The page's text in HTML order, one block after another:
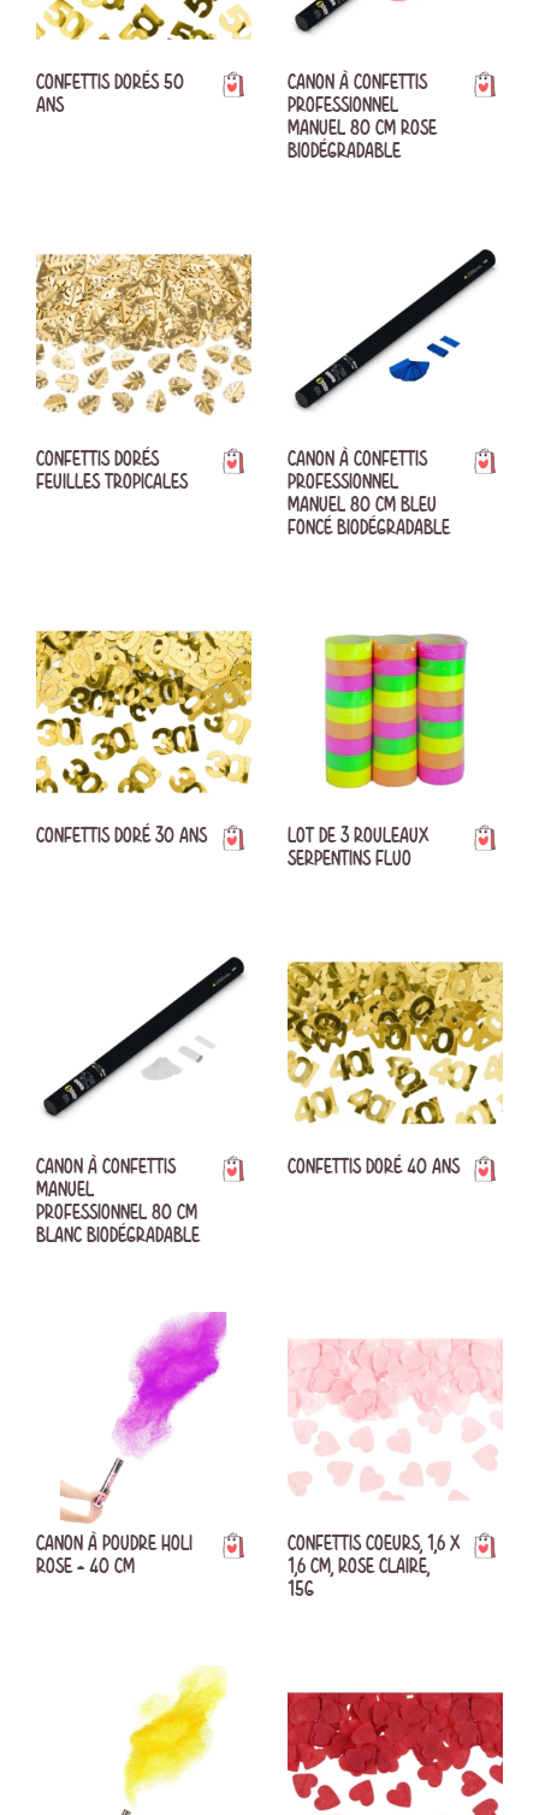
CONFETTIS DORÉS 50
ANS
CANON À CONFETTIS
PROFESSIONNEL
MANUEL 80 CM ROSE
BIODÉGRADABLE
CONFETTIS DORÉS
FEUILLES TROPICALES
CANON À CONFETTIS
PROFESSIONNEL
MANUEL 80 CM BLEU
FONCÉ BIODÉGRADABLE
CONFETTIS DORÉ 30 ANS
LOT DE 3 ROULEAUX
SERPENTINS FLUO
CANON À CONFETTIS
MANUEL
PROFESSIONNEL 80 CM
BLANC BIODÉGRADABLE
CONFETTIS DORÉ 40 ANS
CANON À POUDRE HOLI
ROSE - 40 CM
CONFETTIS COEURS, 1,6 X
1,6 CM, ROSE CLAIRE,
15G